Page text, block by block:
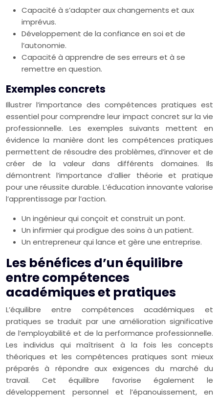
Capacité à s’adapter aux changements et aux
imprévus.
Développement de la confiance en soi et de
l’autonomie.
Capacité à apprendre de ses erreurs et à se
remettre en question.
Exemples concrets
Illustrer l’importance des compétences pratiques est
essentiel pour comprendre leur impact concret sur la vie
professionnelle. Les exemples suivants mettent en
évidence la manière dont les compétences pratiques
permettent de résoudre des problèmes, d’innover et de
créer de la valeur dans différents domaines. Ils
démontrent l’importance d’allier théorie et pratique
pour une réussite durable. L’éducation innovante valorise
l’apprentissage par l’action.
Un ingénieur qui conçoit et construit un pont.
Un infirmier qui prodigue des soins à un patient.
Un entrepreneur qui lance et gère une entreprise.
Les bénéfices d’un équilibre
entre compétences
académiques et pratiques
L’équilibre entre compétences académiques et
pratiques se traduit par une amélioration significative
de l’employabilité et de la performance professionnelle.
Les individus qui maîtrisent à la fois les concepts
théoriques et les compétences pratiques sont mieux
préparés à répondre aux exigences du marché du
travail. Cet équilibre favorise également le
développement personnel et l’épanouissement, en